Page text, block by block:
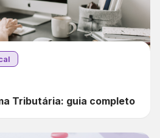
Tributária: guia completo